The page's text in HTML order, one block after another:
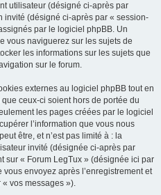
utilisateur (désigné ci-après par
invité (désigné ci-après par « session-
par le logiciel phpBB. Un
vous naviguerez sur les sujets de
les informations sur les sujets que
sur le forum.
externes au logiciel phpBB tout en
ceux-ci soient hors de portée du
les pages créées par le logiciel
l’information que vous nous
être, et n’est pas limité à : la
invité (désignée ci-après par
sur « Forum LegTux » (désignée ici par
envoyez après l’enregistrement et
« vos messages »).